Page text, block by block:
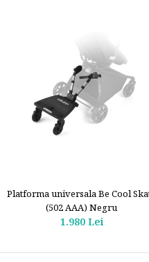
Platforma universala Be Cool
(502 AAA) Negru
1.980 Lei